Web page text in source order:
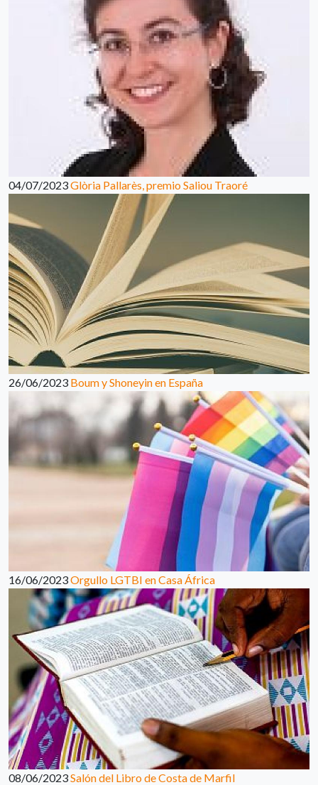
04/07/2023Glòria Pallarès, premio Saliou Traoré
26/06/2023 Boum y Shoneyin en España
16/06/2023Orgullo LGTBI en Casa África
08/06/2023Salón del Libro de Costa de Marfil